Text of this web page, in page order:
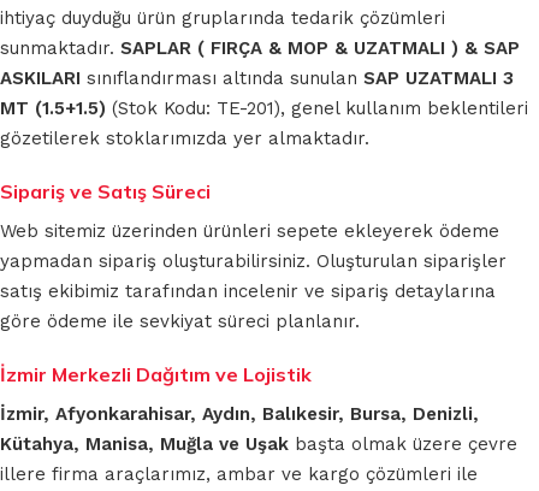
ihtiyaç duyduğu ürün gruplarında tedarik çözümleri
sunmaktadır. SAPLAR ( FIRÇA & MOP & UZATMALI ) & SAP
ASKILARI sınıflandırması altında sunulan SAP UZATMALI 3
MT (1.5+1.5) (Stok Kodu: TE-201), genel kullanım beklentileri
gözetilerek stoklarımızda yer almaktadır.
Sipariş ve Satış Süreci
Web sitemiz üzerinden ürünleri sepete ekleyerek ödeme
yapmadan sipariş oluşturabilirsiniz. Oluşturulan siparişler
satış ekibimiz tarafından incelenir ve sipariş detaylarına
göre ödeme ile sevkiyat süreci planlanır.
İzmir Merkezli Dağıtım ve Lojistik
İzmir, Afyonkarahisar, Aydın, Balıkesir, Bursa, Denizli,
Kütahya, Manisa, Muğla ve Uşak başta olmak üzere çevre
illere firma araçlarımız, ambar ve kargo çözümleri ile